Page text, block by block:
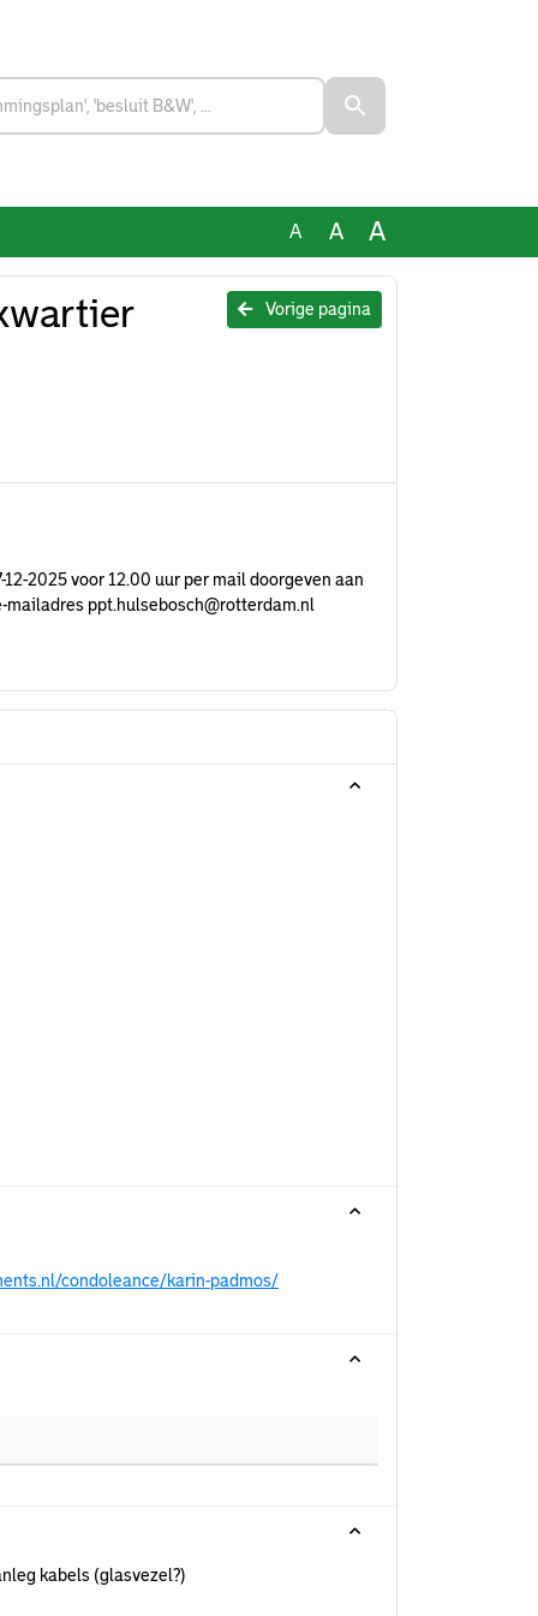
A A A
Vorige pagina
2025 voor 12.00 uur per mail doorgeven aan
ppt.hulsebosch@rotterdam.nl
condoleance/karin-padmos/
kabels (glasvezel?)